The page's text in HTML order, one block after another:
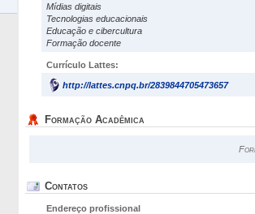
Mídias digitais
Tecnologias educacionais
Educação e cibercultura
Formação docente
Currículo Lattes:
http://lattes.cnpq.br/2839844705473657
Formação Acadêmica
Contatos
Endereço profissional